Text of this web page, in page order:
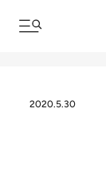
2020.5.30